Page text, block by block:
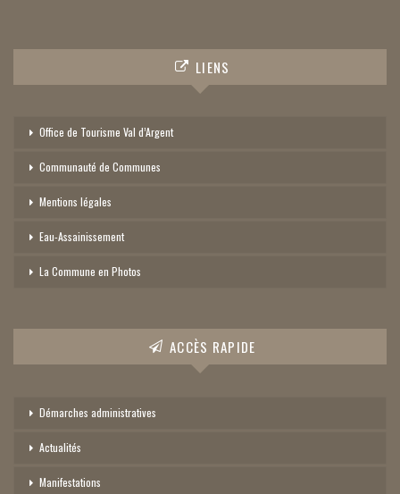
LIENS
Office de Tourisme Val d’Argent
Communauté de Communes
Mentions légales
Eau-Assainissement
La Commune en Photos
ACCÈS RAPIDE
Démarches administratives
Actualités
Manifestations